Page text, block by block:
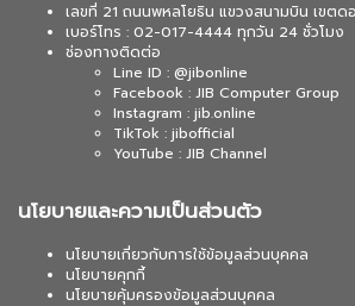
เลขที่ 21 ถนนพหลโยธิน แขวงสนามบิน เขตด
เบอร์โทร : 02-017-4444 ทุกวัน 24 ชั่วโมง
ช่องทางติดต่อ
Line ID : @jibonline
Facebook : JIB Computer Group
Instagram : jib.online
TikTok : jibofficial
YouTube : JIB Channel
นโยบายและความเป็นส่วนตัว
นโยบายเกี่ยวกับการใช้ข้อมูลส่วนบุคคล
นโยบายคุกกี้
นโยบายคุ้มครองข้อมูลส่วนบุคคล